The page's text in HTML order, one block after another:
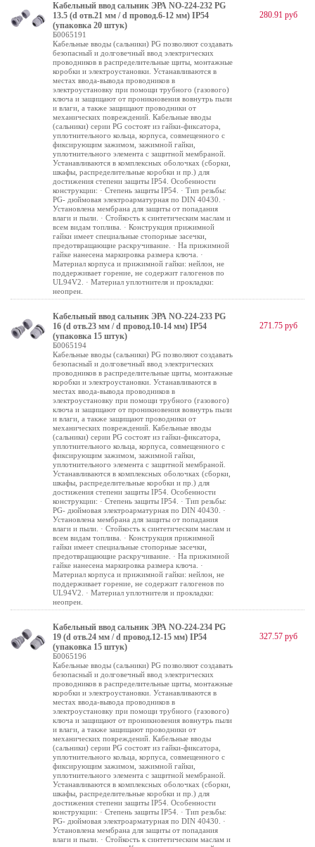
Кабельный ввод сальник ЭРА NO-224-232 PG
13.5 (d отв.21 мм / d провод.6-12 мм) IP54
(упаковка 20 штук)
Б0065191
Кабельные вводы (сальники) PG позволяют создавать
безопасный и долговечный ввод электрических
проводников в распределительные щиты, монтажные
коробки и электроустановки. Устанавливаются в
местах ввода-вывода проводников в
электроустановку при помощи трубного (газового)
ключа и защищают от проникновения вовнутрь пыли
и влаги, а также защищают проводники от
механических повреждений. Кабельные вводы
(сальники) серии PG состоят из гайки-фиксатора,
уплотнительного кольца, корпуса, совмещенного с
фиксирующим зажимом, зажимной гайки,
уплотнительного элемента с защитной мембраной.
Устанавливаются в комплексных оболочках (сборки,
шкафы, распределительные коробки и пр.) для
достижения степени защиты IP54. Особенности
конструкции: · Степень защиты IP54. · Тип резьбы:
PG- дюймовая электроарматурная по DIN 40430. ·
Установлена мембрана для защиты от попадания
влаги и пыли. · Стойкость к синтетическим маслам и
всем видам топлива. · Конструкция прижимной
гайки имеет специальные стопорные засечки,
предотвращающие раскручивание. · На прижимной
гайке нанесена маркировка размера ключа. ·
Материал корпуса и прижимной гайки: нейлон, не
поддерживает горение, не содержит галогенов по
UL94V2. · Материал уплотнителя и прокладки:
неопрен.
280.91 руб
Кабельный ввод сальник ЭРА NO-224-233 PG
16 (d отв.23 мм / d провод.10-14 мм) IP54
(упаковка 15 штук)
Б0065194
Кабельные вводы (сальники) PG позволяют создавать
безопасный и долговечный ввод электрических
проводников в распределительные щиты, монтажные
коробки и электроустановки. Устанавливаются в
местах ввода-вывода проводников в
электроустановку при помощи трубного (газового)
ключа и защищают от проникновения вовнутрь пыли
и влаги, а также защищают проводники от
механических повреждений. Кабельные вводы
(сальники) серии PG состоят из гайки-фиксатора,
уплотнительного кольца, корпуса, совмещенного с
фиксирующим зажимом, зажимной гайки,
уплотнительного элемента с защитной мембраной.
Устанавливаются в комплексных оболочках (сборки,
шкафы, распределительные коробки и пр.) для
достижения степени защиты IP54. Особенности
конструкции: · Степень защиты IP54. · Тип резьбы:
PG- дюймовая электроарматурная по DIN 40430. ·
Установлена мембрана для защиты от попадания
влаги и пыли. · Стойкость к синтетическим маслам и
всем видам топлива. · Конструкция прижимной
гайки имеет специальные стопорные засечки,
предотвращающие раскручивание. · На прижимной
гайке нанесена маркировка размера ключа. ·
Материал корпуса и прижимной гайки: нейлон, не
поддерживает горение, не содержит галогенов по
UL94V2. · Материал уплотнителя и прокладки:
неопрен.
271.75 руб
Кабельный ввод сальник ЭРА NO-224-234 PG
19 (d отв.24 мм / d провод.12-15 мм) IP54
(упаковка 15 штук)
Б0065196
Кабельные вводы (сальники) PG позволяют создавать
безопасный и долговечный ввод электрических
проводников в распределительные щиты, монтажные
коробки и электроустановки. Устанавливаются в
местах ввода-вывода проводников в
электроустановку при помощи трубного (газового)
ключа и защищают от проникновения вовнутрь пыли
и влаги, а также защищают проводники от
механических повреждений. Кабельные вводы
(сальники) серии PG состоят из гайки-фиксатора,
уплотнительного кольца, корпуса, совмещенного с
фиксирующим зажимом, зажимной гайки,
уплотнительного элемента с защитной мембраной.
Устанавливаются в комплексных оболочках (сборки,
шкафы, распределительные коробки и пр.) для
достижения степени защиты IP54. Особенности
конструкции: · Степень защиты IP54. · Тип резьбы:
PG- дюймовая электроарматурная по DIN 40430. ·
Установлена мембрана для защиты от попадания
влаги и пыли. · Стойкость к синтетическим маслам и
327.57 руб